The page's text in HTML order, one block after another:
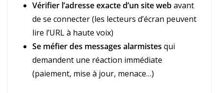
Vérifier l’adresse exacte d’un site webavant
de se connecter (les lecteurs d’écran peuvent
lire l’URL à haute voix)
Se méfier des messages alarmistes qui
demandent une réaction immédiate
(paiement, mise à jour, menace…)